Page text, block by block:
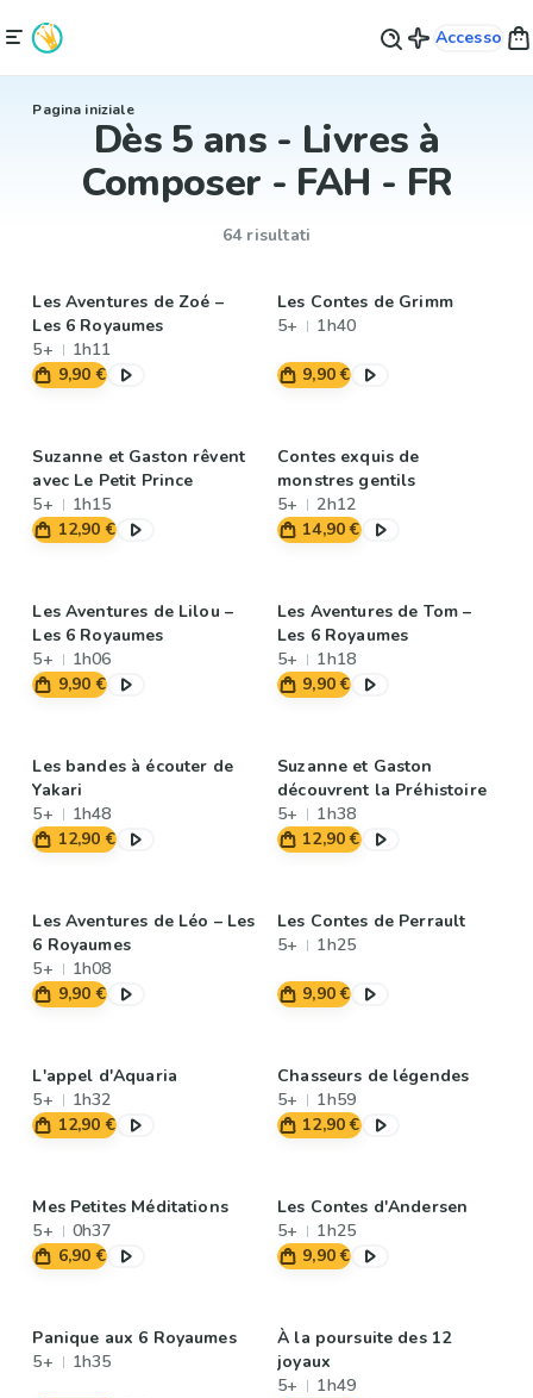
Accesso
Pagina iniziale
Dès 5 ans - Livres à
Composer - FAH - FR
64 risultati
Les Aventures de Zoé –
Les 6 Royaumes
5+
1h11
9,90 €
Les Contes de Grimm
5+
1h40
9,90 €
Suzanne et Gaston rêvent
avec Le Petit Prince
5+
1h15
12,90 €
Contes exquis de
monstres gentils
5+
2h12
14,90 €
Les Aventures de Lilou –
Les 6 Royaumes
5+
1h06
9,90 €
Les Aventures de Tom –
Les 6 Royaumes
5+
1h18
9,90 €
Les bandes à écouter de
Yakari
5+
1h48
12,90 €
Suzanne et Gaston
découvrent la Préhistoire
5+
1h38
12,90 €
Les Aventures de Léo – Les
6 Royaumes
5+
1h08
9,90 €
Les Contes de Perrault
5+
1h25
9,90 €
L'appel d'Aquaria
5+
1h32
12,90 €
Chasseurs de légendes
5+
1h59
12,90 €
Mes Petites Méditations
5+
0h37
6,90 €
Les Contes d'Andersen
5+
1h25
9,90 €
Panique aux 6 Royaumes
5+
1h35
À la poursuite des 12
joyaux
5+
1h49